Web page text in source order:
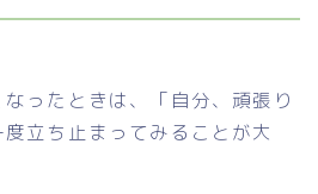
ったときは、「自分、頑張り
立ち止まってみることが大